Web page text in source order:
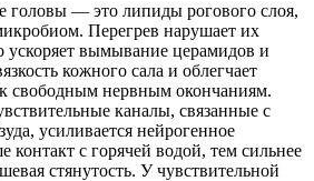
головы — это липиды рогового слоя,
Перегрев нарушает их
ускоряет вымывание церамидов и
кожного сала и облегчает
свободным нервным окончаниям.
каналы, связанные с
усиливается нейрогенное
контакт с горячей водой, тем сильнее
стянутость. У чувствительной